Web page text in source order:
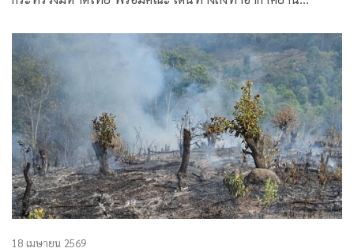
จังหวัดเชียงใหม่ ให้การต้อนรับ โดยนายกรัฐมนตรีได้ตรวจแถว
อาสาสมัครรักษาดินแดน (อส.) ก่อนเดินทางต่อไปยังกองพล
ทหารราบที่ 7
18 เมษายน 2569